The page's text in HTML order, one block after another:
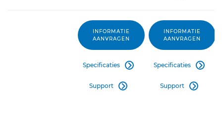
INFORMATIE
AANVRAGEN
Specificaties 
Support 
INFORMATIE
AANVRAGEN
Specificaties 
Support 